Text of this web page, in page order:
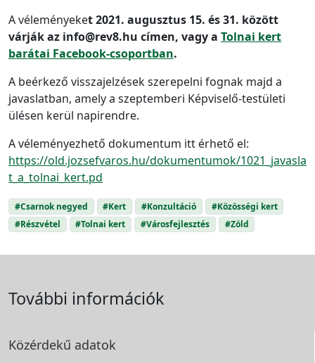
A véleményeket 2021. augusztus 15. és 31. között
várják az info@rev8.hu címen, vagy a Tolnai kert
barátai Facebook-csoportban.
A beérkező visszajelzések szerepelni fognak majd a
javaslatban, amely a szeptemberi Képviselő-testületi
ülésen kerül napirendre.
A véleményezhető dokumentum itt érhető el:
https://old.jozsefvaros.hu/dokumentumok/1021_javasla
t_a_tolnai_kert.pd
#Csarnok negyed #Kert #Konzultáció
#Közösségi kert
#Részvétel
#Tolnai kert #Városfejlesztés #Zöld
További információk
Közérdekű adatok